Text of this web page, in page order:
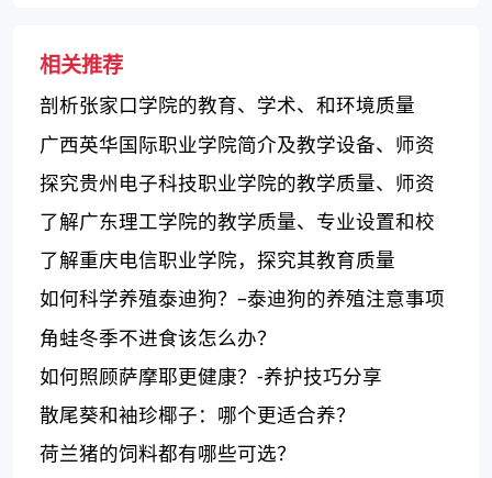
相关推荐
剖析张家口学院的教育、学术、和环境质量
广西英华国际职业学院简介及教学设备、师资
力量和就业情况评价
探究贵州电子科技职业学院的教学质量、师资
力量和校园环境
了解广东理工学院的教学质量、专业设置和校
园环境
了解重庆电信职业学院，探究其教育质量
如何科学养殖泰迪狗？–泰迪狗的养殖注意事项
角蛙冬季不进食该怎么办？
如何照顾萨摩耶更健康？-养护技巧分享
散尾葵和袖珍椰子：哪个更适合养？
荷兰猪的饲料都有哪些可选？